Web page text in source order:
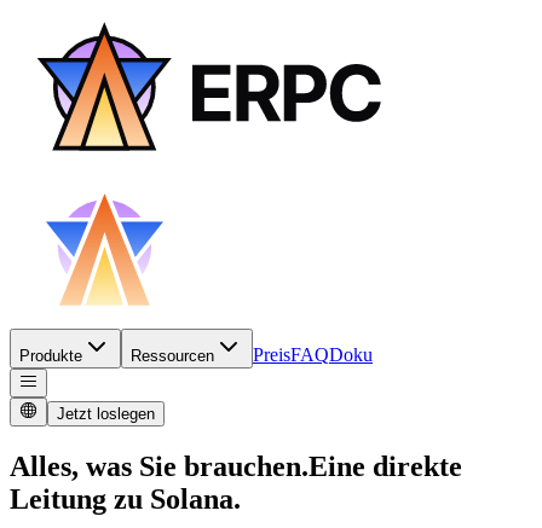
Produkte Ressourcen PreisFAQDoku
Jetzt loslegen
Alles, was Sie brauchen.Eine direkte
Leitung zu Solana.